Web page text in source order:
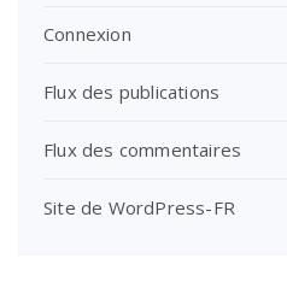
Connexion
Flux des publications
Flux des commentaires
Site de WordPress-FR